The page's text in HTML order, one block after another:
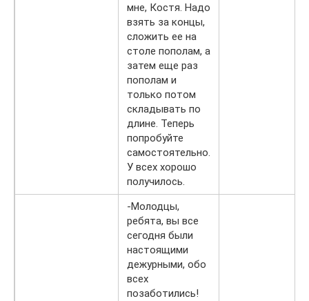
мне, Костя. Надо
взять за концы,
сложить ее на
столе пополам, а
затем еще раз
пополам и
только потом
складывать по
длине. Теперь
попробуйте
самостоятельно.
У всех хорошо
получилось.
-Молодцы,
ребята, вы все
сегодня были
настоящими
дежурными, обо
всех
позаботились!